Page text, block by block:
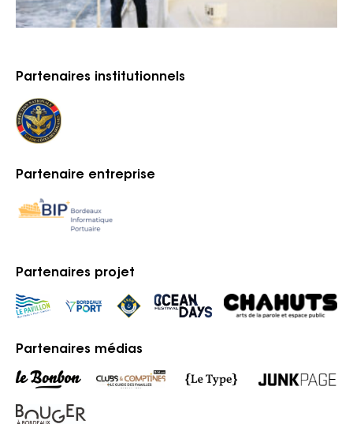
Partenaires institutionnels
Partenaire entreprise
Partenaires projet
Partenaires médias